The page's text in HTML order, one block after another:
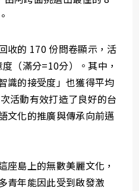
收的 170 份問卷顯示，活
（滿分=10分）。其中，
識的接受度」也獲得平均
活動有效打造了良好的台
文化的推廣與傳承向前邁
座島上的無數美麗文化，
青年能因此受到啟發激